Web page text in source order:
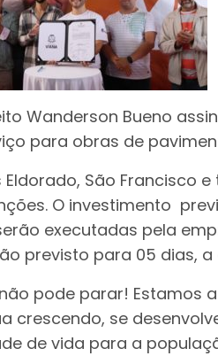
Wanderson Bueno
para obras de
Eldorado, São Francisco
O investimento
executadas pela
previsto para 05 dias,
pode parar! Estamos
crescendo, se
de vida para a